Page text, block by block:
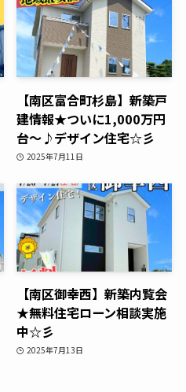
【南区富合町杉島】新築戸
建情報★ついに1,000万円
台～♪デザイン住宅☆彡
2025年7月11日
【南区御幸西】新築内覧会
★無料住宅ローン相談実施
中☆彡
2025年7月13日